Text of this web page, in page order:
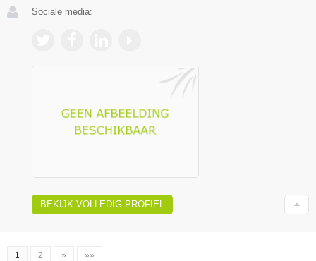
Sociale media:
BEKIJK VOLLEDIG PROFIEL
1 2 » »»